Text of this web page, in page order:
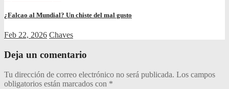
¿Falcao al Mundial? Un chiste del mal gusto
Feb 22, 2026 Chaves
Deja un comentario
Tu dirección de correo electrónico no será publicada. Los campos
obligatorios están marcados con *